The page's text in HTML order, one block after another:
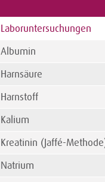
Laboruntersuchungen
Albumin
Harnsäure
Harnstoff
Kalium
Kreatinin (Jaffé-
Natrium